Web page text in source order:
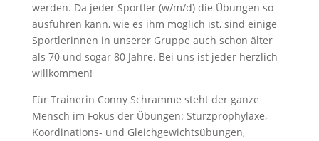
werden. Da jeder Sportler (w/m/d) die Übungen so
ausführen kann, wie es ihm möglich ist, sind einige
Sportlerinnen in unserer Gruppe auch schon älter
als 70 und sogar 80 Jahre. Bei uns ist jeder herzlich
willkommen!
Für Trainerin Conny Schramme steht der ganze
Mensch im Fokus der Übungen: Sturzprophylaxe,
Koordinations- und Gleichgewichtsübungen,